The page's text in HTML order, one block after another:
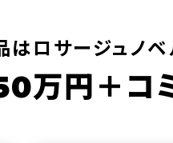
はロサージュノベ
万円＋コ